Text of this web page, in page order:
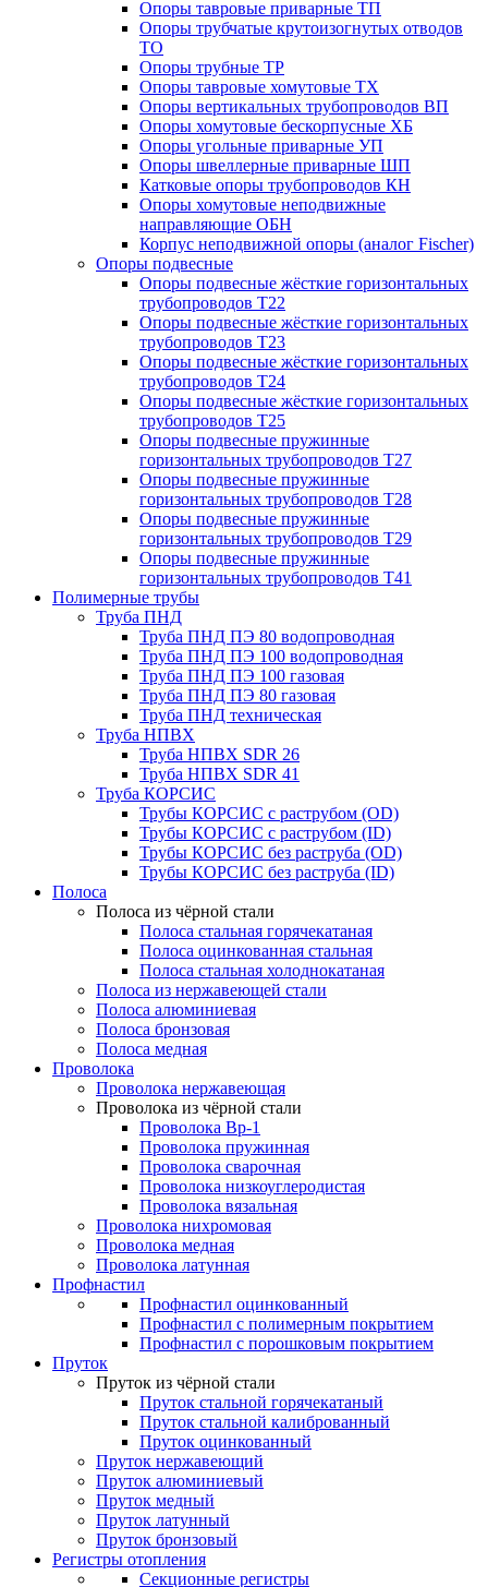
Опоры тавровые приварные ТП
Опоры трубчатые крутоизогнутых отводов
ТО
Опоры трубные ТР
Опоры тавровые хомутовые ТХ
Опоры вертикальных трубопроводов ВП
Опоры хомутовые бескорпусные ХБ
Опоры угольные приварные УП
Опоры швеллерные приварные ШП
Катковые опоры трубопроводов КН
Опоры хомутовые неподвижные
направляющие ОБН
Корпус неподвижной опоры (аналог Fischer)
Опоры подвесные
Опоры подвесные жёсткие горизонтальных
трубопроводов Т22
Опоры подвесные жёсткие горизонтальных
трубопроводов Т23
Опоры подвесные жёсткие горизонтальных
трубопроводов Т24
Опоры подвесные жёсткие горизонтальных
трубопроводов Т25
Опоры подвесные пружинные
горизонтальных трубопроводов Т27
Опоры подвесные пружинные
горизонтальных трубопроводов Т28
Опоры подвесные пружинные
горизонтальных трубопроводов Т29
Опоры подвесные пружинные
горизонтальных трубопроводов Т41
Полимерные трубы
Труба ПНД
Труба ПНД ПЭ 80 водопроводная
Труба ПНД ПЭ 100 водопроводная
Труба ПНД ПЭ 100 газовая
Труба ПНД ПЭ 80 газовая
Труба ПНД техническая
Труба НПВХ
Труба НПВХ SDR 26
Труба НПВХ SDR 41
Труба КОРСИС
Трубы КОРСИС с раструбом (OD)
Трубы КОРСИС с раструбом (ID)
Трубы КОРСИС без раструба (OD)
Трубы КОРСИС без раструба (ID)
Полоса
Полоса из чёрной стали
Полоса стальная горячекатаная
Полоса оцинкованная стальная
Полоса стальная холоднокатаная
Полоса из нержавеющей стали
Полоса алюминиевая
Полоса бронзовая
Полоса медная
Проволока
Проволока нержавеющая
Проволока из чёрной стали
Проволока Вр-1
Проволока пружинная
Проволока сварочная
Проволока низкоуглеродистая
Проволока вязальная
Проволока нихромовая
Проволока медная
Проволока латунная
Профнастил
Профнастил оцинкованный
Профнастил с полимерным покрытием
Профнастил с порошковым покрытием
Пруток
Пруток из чёрной стали
Пруток стальной горячекатаный
Пруток стальной калиброванный
Пруток оцинкованный
Пруток нержавеющий
Пруток алюминиевый
Пруток медный
Пруток латунный
Пруток бронзовый
Регистры отопления
Секционные регистры